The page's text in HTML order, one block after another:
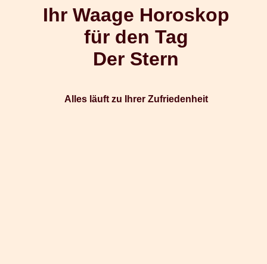
Ihr Waage Horoskop
für den Tag
Der Stern
Alles läuft zu Ihrer Zufriedenheit